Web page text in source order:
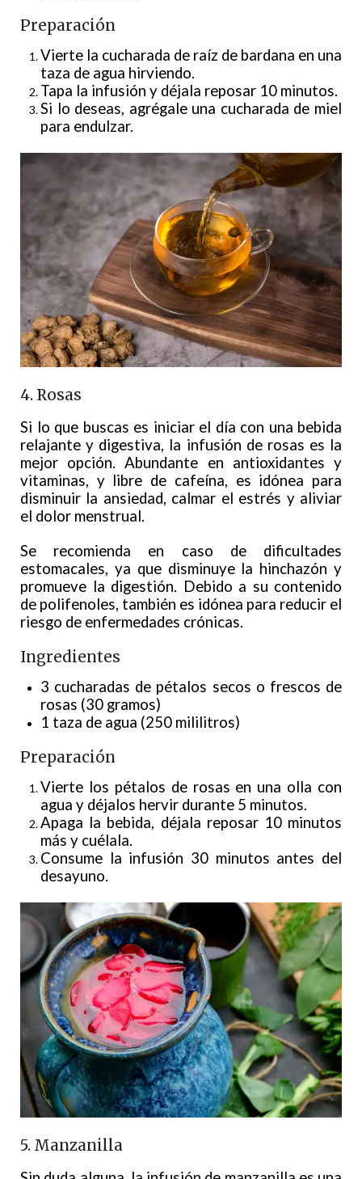
Preparación
Vierte la cucharada de raíz de bardana en una
taza de agua hirviendo.
Tapa la infusión y déjala reposar 10 minutos.
Si lo deseas, agrégale una cucharada de miel
para endulzar.
4. Rosas
Si lo que buscas es iniciar el día con una bebida
relajante y digestiva, la infusión de rosas es la
mejor opción. Abundante en antioxidantes y
vitaminas, y libre de cafeína, es idónea para
disminuir la ansiedad, calmar el estrés y aliviar
el dolor menstrual.
Se recomienda en caso de dificultades
estomacales, ya que disminuye la hinchazón y
promueve la digestión. Debido a su contenido
de polifenoles, también es idónea para reducir el
riesgo de enfermedades crónicas.
Ingredientes
3 cucharadas de pétalos secos o frescos de
rosas (30 gramos)
1 taza de agua (250 mililitros)
Preparación
Vierte los pétalos de rosas en una olla con
agua y déjalos hervir durante 5 minutos.
Apaga la bebida, déjala reposar 10 minutos
más y cuélala.
Consume la infusión 30 minutos antes del
desayuno.
5. Manzanilla